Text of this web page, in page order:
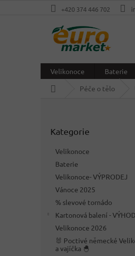
+420 374 446 702
Velikonoce Baterie
Péče o tělo
kategorie
Kategorie
Velikonoce
Baterie
Velikonoce- VÝPRODEJ
Vánoce 2025
% slevové tornádo
Kartonová balení -
Velikonoce 2026
🐰 Poctivé německé
a vajíčka 🐣